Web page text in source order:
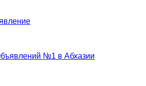
№1 в Абхазии